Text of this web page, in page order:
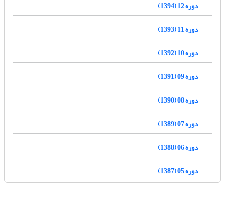
دوره 12 (1394)
دوره 11 (1393)
دوره 10 (1392)
دوره 09 (1391)
دوره 08 (1390)
دوره 07 (1389)
دوره 06 (1388)
دوره 05 (1387)